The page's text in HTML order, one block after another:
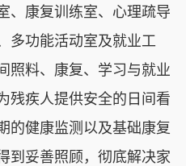
、康复训练室、心理疏导
多功能活动室及就业工
照料、康复、学习与就业
残疾人提供安全的日间看
的健康监测以及基础康复
到妥善照顾，彻底解决家